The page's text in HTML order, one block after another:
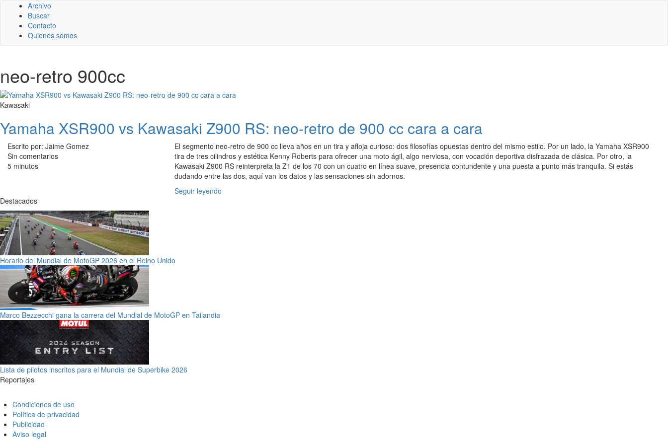
Archivo
Buscar
Contacto
Quienes somos
neo-retro 900cc
Kawasaki
Yamaha XSR900 vs Kawasaki Z900 RS: neo-retro de 900 cc cara a cara
Escrito por: Jaime Gomez
Sin comentarios
5 minutos
El segmento neo-retro de 900 cc lleva años en un tira y afloja curioso: dos filosofías opuestas dentro del mismo estilo. Por un lado, la Yamaha XSR900
tira de tres cilindros y estética Kenny Roberts para ofrecer una moto ágil, algo nerviosa, con vocación deportiva disfrazada de clásica. Por otro, la
Kawasaki Z900 RS reinterpreta la Z1 de los 70 con un cuatro en línea suave, presencia contundente y una puesta a punto más tranquila. Si estás
dudando entre las dos, aquí van los datos y las sensaciones sin adornos.
Seguir leyendo
Destacados
Horario del Mundial de MotoGP 2026 en el Reino Unido
Marco Bezzecchi gana la carrera del Mundial de MotoGP en Tailandia
Lista de pilotos inscritos para el Mundial de Superbike 2026
Reportajes
Condiciones de uso
Política de privacidad
Publicidad
Aviso legal